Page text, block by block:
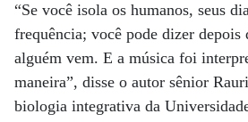
“Se você isola os humanos, seus
frequência; você pode dizer depois
alguém vem. E a música foi
maneira”, disse o autor sênior
biologia integrativa da